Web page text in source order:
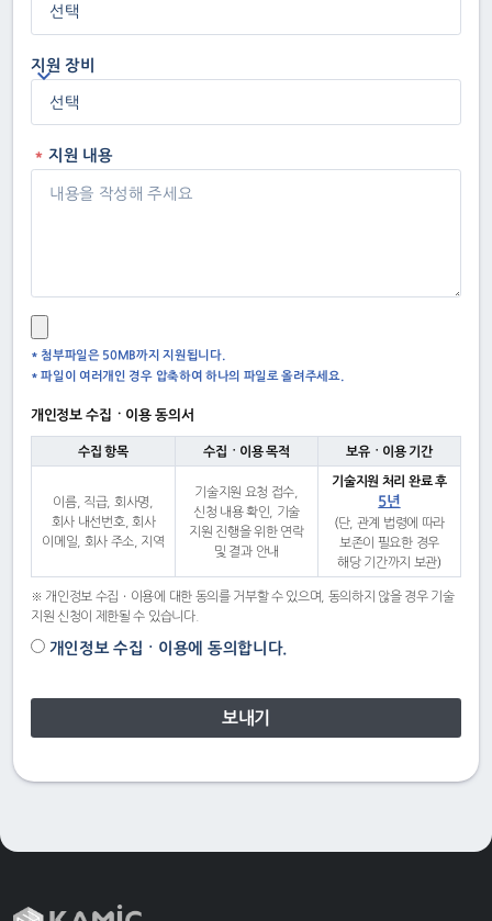
지원 장비
지원 내용
* 첨부파일은 50MB까지 지원됩니다.
* 파일이 여러개인 경우 압축하여 하나의 파일로 올려주세요.
개인정보 수집ㆍ이용 동의서
수집 항목 수집ㆍ이용 목적 보유ㆍ이용 기간
이름, 직급, 회사명,
회사 내선번호, 회사
이메일, 회사 주소, 지역
기술지원 요청 접수,
신청 내용 확인, 기술
지원 진행을 위한 연락
및 결과 안내
기술지원 처리 완료 후
5년
(단, 관계 법령에 따라
보존이 필요한 경우
해당 기간까지 보관)
※ 개인정보 수집ㆍ이용에 대한 동의를 거부할 수 있으며, 동의하지 않을 경우 기술
지원 신청이 제한될 수 있습니다.
개인정보 수집ㆍ이용에 동의합니다.
보내기